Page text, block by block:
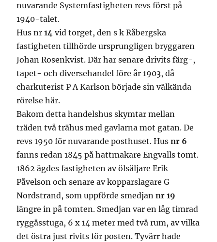
nuvarande Systemfastigheten revs först på
1940-talet.
Hus nr14 vid torget, den s k Råbergska
fastigheten tillhörde ursprungligen bryggaren
Johan Rosenkvist. Där har senare drivits färg-,
tapet- och diversehandel före år 1903, då
charkuterist P A Karlson började sin välkända
rörelse här.
Bakom detta handelshus skymtar mellan
träden två trähus med gavlarna mot gatan. De
revs 1950 för nuvarande posthuset. Husnr 6
fanns redan 1845 på hattmakare Engvalls tomt.
1862 ägdes fastigheten av ölsäljare Erik
Påvelson och senare av kopparslagare G
Nordstrand, som uppförde smedjannr 19
längre in på tomten. Smedjan var en låg timrad
ryggåsstuga, 6 x 14 meter med två rum, av vilka
det östra just rivits för posten. Tyvärr hade